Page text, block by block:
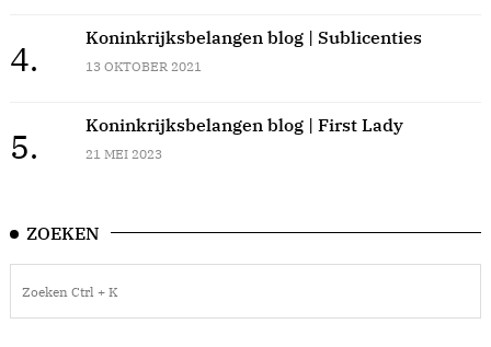
4.
Koninkrijksbelangen blog | Sublicenties
13 OKTOBER 2021
5.
Koninkrijksbelangen blog | First Lady
21 MEI 2023
ZOEKEN